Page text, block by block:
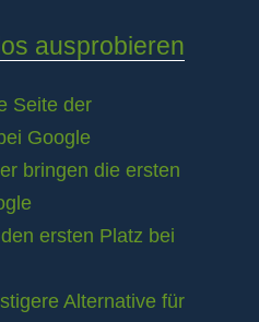
ausprobieren
Seite der
Google
bringen die ersten
ersten Platz bei
Alternative für